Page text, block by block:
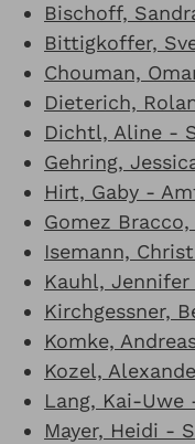
Bischoff,
Bittigkoffer,
Chouman,
Dieterich,
Dichtl, Aline -
Gehring,
Hirt, Gaby -
Gomez
Isemann,
Kauhl,
Kirchgessner,
Komke,
Kozel,
Lang, Kai-
Mayer, Heidi -